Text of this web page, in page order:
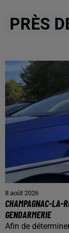
PRÈS
8 août 2026
CHAMPAGNAC-LA-
GENDARMERIE
Afin de